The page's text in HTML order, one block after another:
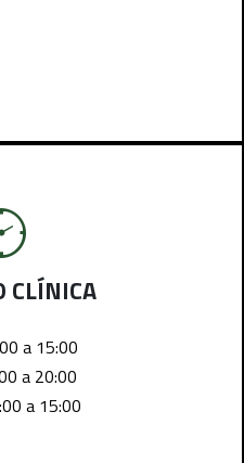
CLÍNICA
a 15:00
a 20:00
a 15:00